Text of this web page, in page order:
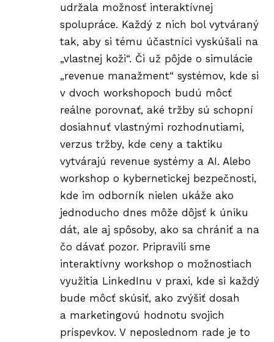
udržala možnosť interaktívnej
spolupráce. Každý z nich bol vytváraný
tak, aby si tému účastníci vyskúšali na
„vlastnej koži“. Či už pôjde o simulácie
„revenue manažment“ systémov, kde si
v dvoch workshopoch budú môcť
reálne porovnať, aké tržby sú schopní
dosiahnuť vlastnými rozhodnutiami,
verzus tržby, kde ceny a taktiku
vytvárajú revenue systémy a AI. Alebo
workshop o kybernetickej bezpečnosti,
kde im odborník nielen ukáže ako
jednoducho dnes môže dôjsť k úniku
dát, ale aj spôsoby, ako sa chrániť a na
čo dávať pozor. Pripravili sme
interaktívny workshop o možnostiach
využitia LinkedInu v praxi, kde si každý
bude môcť skúsiť, ako zvýšiť dosah
a marketingovú hodnotu svojich
príspevkov. V neposlednom rade je to